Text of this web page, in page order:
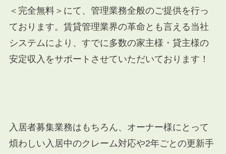
＜完全無料＞にて、管理業務全般のご提供を行っ
ております。賃貸管理業界の革命とも言える当社
システムにより、すでに多数の家主様・貸主様の
安定収入をサポートさせていただいております！
入居者募集業務はもちろん、オーナー様にとって
煩わしい入居中のクレーム対応や2年ごとの更新手